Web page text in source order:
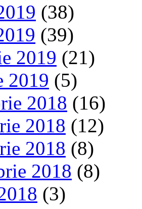
(38)
(39)
2019 (21)
2019 (5)
2018 (16)
2018 (12)
2018 (8)
2018 (8)
(3)